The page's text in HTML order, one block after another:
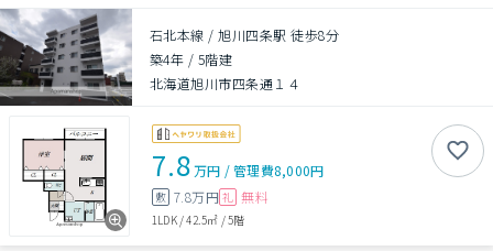
石北本線 / 旭川四条駅 徒歩8分
築4年 / 5階建
北海道旭川市四条通１４
7.8万円 /管理費8,000円
敷 7.8万円 礼 無料
1LDK/42.5㎡ /5階